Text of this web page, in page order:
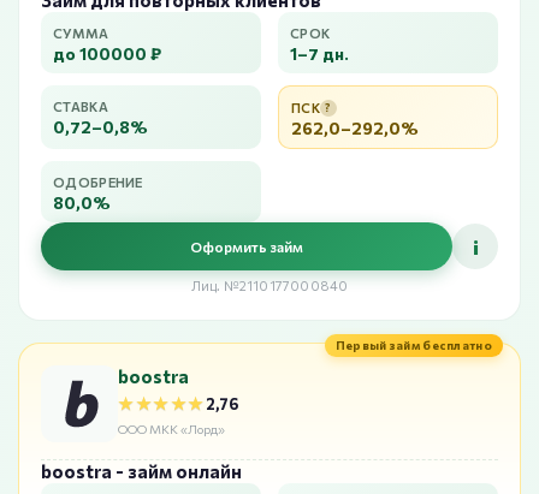
СУММА
до 100000 ₽
СРОК
1–7 дн.
СТАВКА
0,72–0,8%
ПСК ?
262,0–292,0%
ОДОБРЕНИЕ
80,0%
Оформить займ i
Лиц. №2110177000840
Первый займ бесплатно
boostra
★★★★★
★★★★★2,76
ООО МКК «Лорд»
boostra - займ онлайн